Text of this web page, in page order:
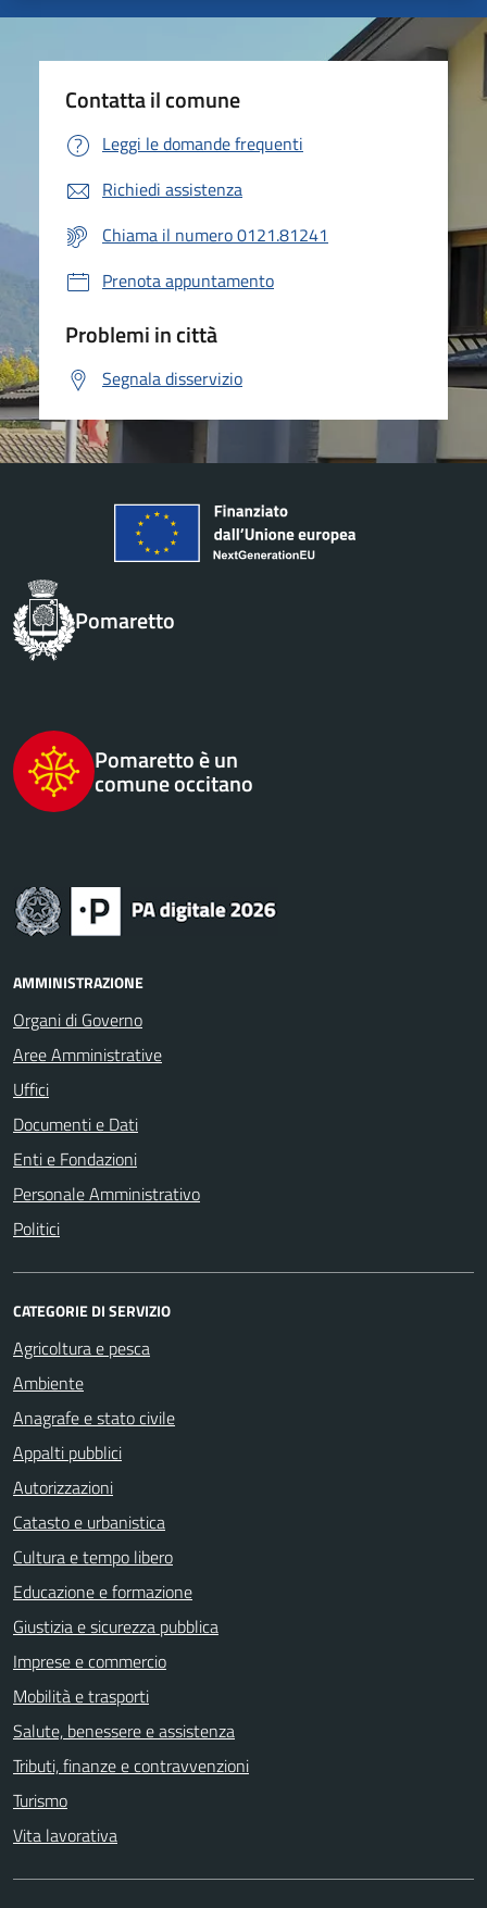
Contatta il comune
Leggi le domande frequenti
Richiedi assistenza
Chiama il numero 0121.81241
Prenota appuntamento
Problemi in città
Segnala disservizio
Pomaretto
Pomaretto è un
comune occitano
AMMINISTRAZIONE
Organi di Governo
Aree Amministrative
Uffici
Documenti e Dati
Enti e Fondazioni
Personale Amministrativo
Politici
CATEGORIE DI SERVIZIO
Agricoltura e pesca
Ambiente
Anagrafe e stato civile
Appalti pubblici
Autorizzazioni
Catasto e urbanistica
Cultura e tempo libero
Educazione e formazione
Giustizia e sicurezza pubblica
Imprese e commercio
Mobilità e trasporti
Salute, benessere e assistenza
Tributi, finanze e contravvenzioni
Turismo
Vita lavorativa